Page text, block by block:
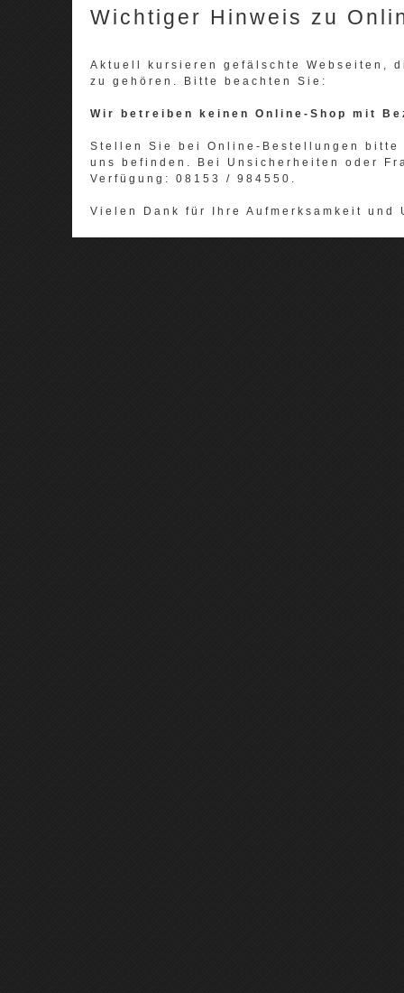
Wichtiger Hinweis zu
Aktuell kursieren gefälschte Webseiten,
zu gehören. Bitte beachten Sie:
Wir betreiben keinen Online-Shop mit
Stellen Sie bei Online-Bestellungen
uns befinden. Bei Unsicherheiten oder
Verfügung: 08153 / 984550.
Vielen Dank für Ihre Aufmerksamkeit und